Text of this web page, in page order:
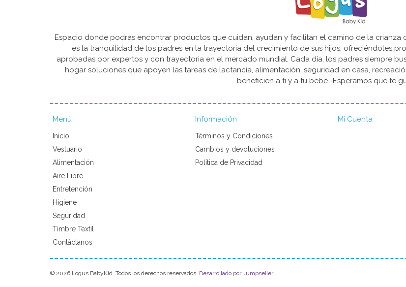
Espacio donde podrás encontrar productos que cuidan, ayudan y facilitan el camino de la crianza
es la tranquilidad de los padres en la trayectoria del crecimiento de sus hijos, ofreciéndoles
aprobadas por expertos y con trayectoria en el mercado mundial. Cada día, los padres siempre
hogar soluciones que apoyen las tareas de lactancia, alimentación, seguridad en casa,
beneficien a ti y a tu bebé. ¡Esperamos que te
Menú
Inicio
Vestuario
Alimentación
Aire Libre
Entretención
Higiene
Seguridad
Timbre Textil
Contáctanos
Información
Términos y Condiciones
Cambios y devoluciones
Política de Privacidad
Mi Cuenta
© 2026 Logus BabyKid. Todos los derechos reservados. Desarrollado por Jumpseller.